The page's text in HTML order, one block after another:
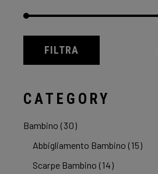
Prezzo
Min
Prezzo
Max
FILTRA
CATEGORY
Bambino (30)
Abbigliamento Bambino (15)
Scarpe Bambino (14)